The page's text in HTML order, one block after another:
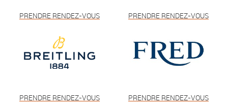
PRENDRE RENDEZ-VOUS PRENDRE RENDEZ-VOUS
PRENDRE RENDEZ-VOUS PRENDRE RENDEZ-VOUS